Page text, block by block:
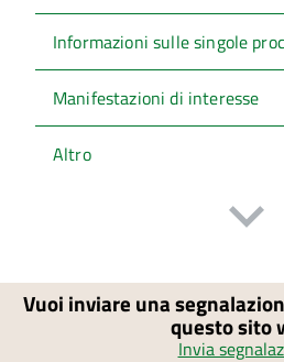
Informazioni sulle singole
Manifestazioni di interesse
Altro
Vuoi inviare una
questo sito
Invia